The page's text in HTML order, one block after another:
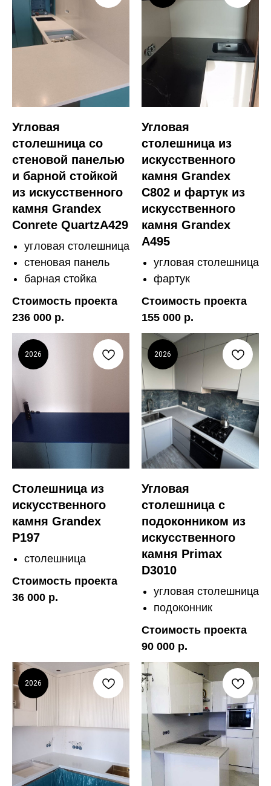
Угловая
столешница со
стеновой панелью
и барной стойкой
из искусственного
камня Grandex
Conrete QuartzA429
угловая столешница
стеновая панель
барная стойка
Стоимость проекта
236 000 р.
Угловая
столешница из
искусственного
камня Grandex
C802 и фартук из
искусственного
камня Grandex
A495
угловая столешница
фартук
Стоимость проекта
155 000 р.
2026
Столешница из
искусственного
камня Grandex
P197
столешница
Стоимость проекта
36 000 р.
2026
Угловая
столешница с
подоконником из
искусственного
камня Primax
D3010
угловая столешница
подоконник
Стоимость проекта
90 000 р.
2026